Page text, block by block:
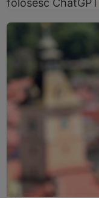
folosesc ChatGPT